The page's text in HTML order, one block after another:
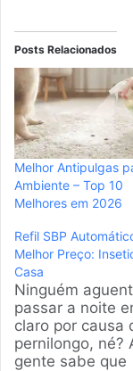
Posts Relacionados
Melhor Antipulgas
Ambiente – Top 10
Melhores em 2026
Refil SBP
Melhor Preço:
Casa
Ninguém
passar a noite
claro por causa
pernilongo, né?
gente sabe que